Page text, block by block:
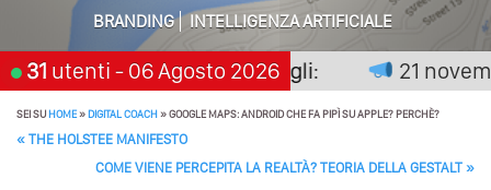
Perché Pubblicare Non Basta Più? Contenuti Di Valore O
Solo Rumore…
Perché Non Guadagni Sui Social Media? Probabilmente
Tutto Peggiorerà
Quali Sono Gli Errori Della Comunicazione Politica? Il
BRANDING
INTELLIGENZA ARTIFICIALE
31 utenti - 06 Agosto 2026
premia chi aspetta, scegli: 21
SEI SUHOME»DIGITAL COACH»GOOGLE MAPS: ANDROID CHE FA PIPÌ SU APPLE? PERCHÈ?
POST NAVIGATION
« THE HOLSTEE MANIFESTO
COME VIENE PERCEPITA LA REALTÀ? TEORIA DELLA GESTALT »